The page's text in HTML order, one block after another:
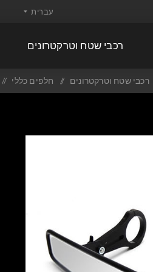
רכבי שטח וטרקטרונים
רכבי שטח וטרקטרונים / חלפים כללי /